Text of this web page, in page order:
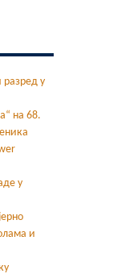
разред у
на 68.
у
и